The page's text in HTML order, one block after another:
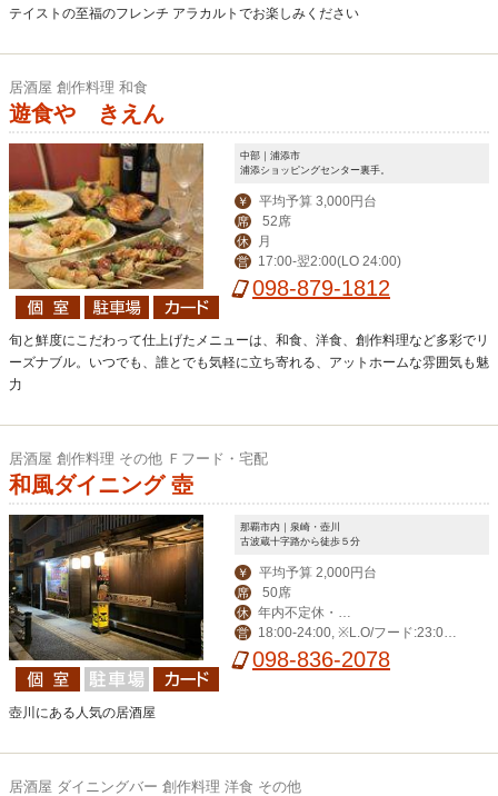
テイストの至福のフレンチ アラカルトでお楽しみください
居酒屋 創作料理 和食
遊食や きえん
中部｜浦添市
浦添ショッピングセンター裏手。
￥ 平均予算 3,000円台
席 52席
休 月
営 17:00-翌2:00(LO 24:00)
098-879-1812
旬と鮮度にこだわって仕上げたメニューは、和食、洋食、創作料理など多彩でリ
ーズナブル。いつでも、誰とでも気軽に立ち寄れる、アットホームな雰囲気も魅
力
居酒屋 創作料理 その他 Ｆフード・宅配
和風ダイニング 壺
那覇市内｜泉崎・壺川
古波蔵十字路から徒歩５分
￥ 平均予算 2,000円台
席 50席
休
年内不定休・お
盆・大晦日・正月三
が日
営
18:00-24:00, ※L.O/フード:23:0
0・ドリンク:23:30
098-836-2078
壺川にある人気の居酒屋
居酒屋 ダイニングバー 創作料理 洋食 その他